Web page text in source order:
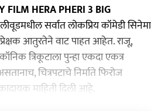
FILM HERA PHERI 3 BIG
सर्वात लोकप्रिय कॉमेडी सिनेमा
प्रेक्षक आतुरतेने वाट पाहत आहेत. राजू,
त्रिकूटाला पुन्हा एकदा एकत्र
चित्रपटाचे निर्माते फिरोज
माहिती दिली आहे.